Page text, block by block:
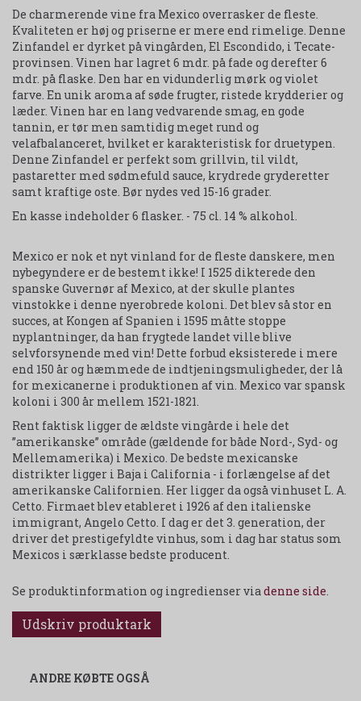
De charmerende vine fra Mexico overrasker de fleste.
Kvaliteten er høj og priserne er mere end rimelige. Denne
Zinfandel er dyrket på vingården, El Escondido, i Tecate-
provinsen. Vinen har lagret 6 mdr. på fade og derefter 6
mdr. på flaske. Den har en vidunderlig mørk og violet
farve. En unik aroma af søde frugter, ristede krydderier og
læder. Vinen har en lang vedvarende smag, en gode
tannin, er tør men samtidig meget rund og
velafbalanceret, hvilket er karakteristisk for druetypen.
Denne Zinfandel er perfekt som grillvin, til vildt,
pastaretter med sødmefuld sauce, krydrede gryderetter
samt kraftige oste. Bør nydes ved 15-16 grader.
En kasse indeholder 6 flasker. - 75 cl. 14 % alkohol.
Mexico er nok et nyt vinland for de fleste danskere, men
nybegyndere er de bestemt ikke! I 1525 dikterede den
spanske Guvernør af Mexico, at der skulle plantes
vinstokke i denne nyerobrede koloni. Det blev så stor en
succes, at Kongen af Spanien i 1595 måtte stoppe
nyplantninger, da han frygtede landet ville blive
selvforsynende med vin! Dette forbud eksisterede i mere
end 150 år og hæmmede de indtjeningsmuligheder, der lå
for mexicanerne i produktionen af vin. Mexico var spansk
koloni i 300 år mellem 1521-1821.
Rent faktisk ligger de ældste vingårde i hele det
”amerikanske” område (gældende for både Nord-, Syd- og
Mellemamerika) i Mexico. De bedste mexicanske
distrikter ligger i Baja i California - i forlængelse af det
amerikanske Californien. Her ligger da også vinhuset L. A.
Cetto. Firmaet blev etableret i 1926 af den italienske
immigrant, Angelo Cetto. I dag er det 3. generation, der
driver det prestigefyldte vinhus, som i dag har status som
Mexicos i særklasse bedste producent.
Se produktinformation og ingredienser viadenne side.
Udskriv produktark
ANDRE KØBTE OGSÅ